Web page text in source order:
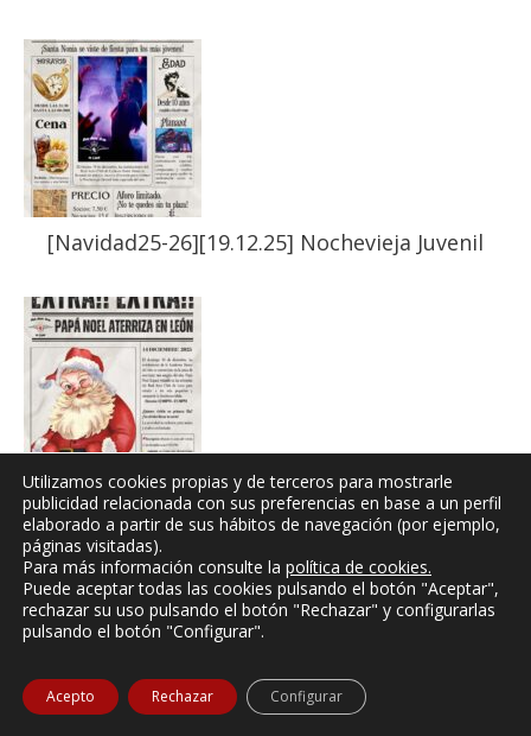
[Navidad25-26][19.12.25] Nochevieja Juvenil
[Navidad25-26][14.12.25] ¡Atención, León! Papá
Noel ya está en aproximación final
Utilizamos cookies propias y de terceros para mostrarle
publicidad relacionada con sus preferencias en base a un perfil
elaborado a partir de sus hábitos de navegación (por ejemplo,
páginas visitadas).
Para más información consulte la política de cookies.
Puede aceptar todas las cookies pulsando el botón "Aceptar",
rechazar su uso pulsando el botón "Rechazar" y configurarlas
pulsando el botón "Configurar".
Acepto Rechazar Configurar